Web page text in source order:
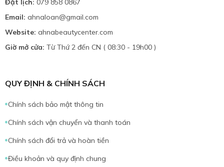
Đặt lịch: 079 858 0867
Email: ahnaloan@gmail.com
Website: ahnabeautycenter.com
Giờ mở cửa: Từ Thứ 2 đến CN ( 08:30 - 19h00 )
QUY ĐỊNH & CHÍNH SÁCH
Chính sách bảo mật thông tin
Chính sách vận chuyển và thanh toán
Chính sách đổi trả và hoàn tiền
Điều khoản và quy định chung